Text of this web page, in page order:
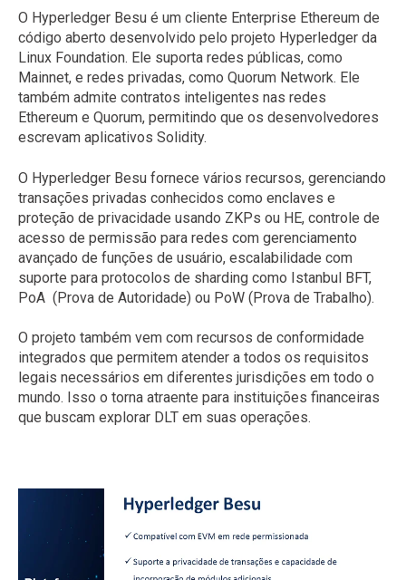
O Hyperledger Besu é um cliente Enterprise Ethereum de
código aberto desenvolvido pelo projeto Hyperledger da
Linux Foundation. Ele suporta redes públicas, como
Mainnet, e redes privadas, como Quorum Network. Ele
também admite contratos inteligentes nas redes
Ethereum e Quorum, permitindo que os desenvolvedores
escrevam aplicativos Solidity.
O Hyperledger Besu fornece vários recursos, gerenciando
transações privadas conhecidos como enclaves e
proteção de privacidade usando ZKPs ou HE, controle de
acesso de permissão para redes com gerenciamento
avançado de funções de usuário, escalabilidade com
suporte para protocolos de sharding como Istanbul BFT,
PoA (Prova de Autoridade) ou PoW (Prova de Trabalho).
O projeto também vem com recursos de conformidade
integrados que permitem atender a todos os requisitos
legais necessários em diferentes jurisdições em todo o
mundo. Isso o torna atraente para instituições financeiras
que buscam explorar DLT em suas operações.